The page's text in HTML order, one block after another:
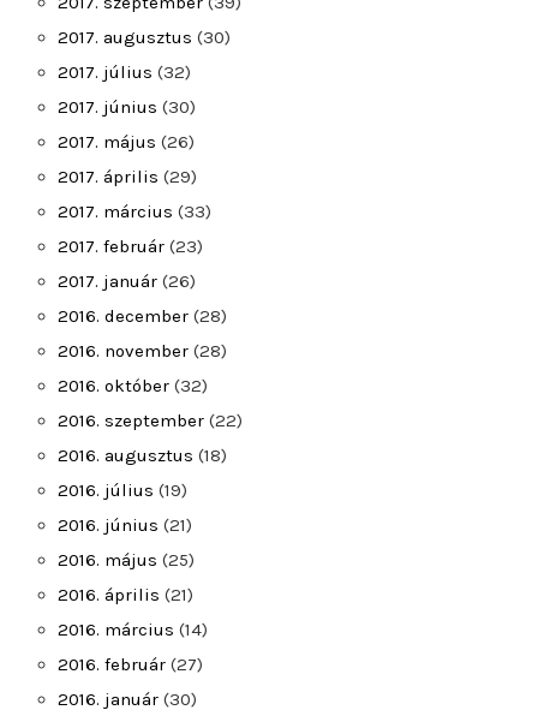
2017. augusztus (30)
2017. július (32)
2017. június (30)
2017. május (26)
2017. április (29)
2017. március (33)
2017. február (23)
2017. január (26)
2016. december (28)
2016. november (28)
2016. október (32)
2016. szeptember (22)
2016. augusztus (18)
2016. július (19)
2016. június (21)
2016. május (25)
2016. április (21)
2016. március (14)
2016. február (27)
2016. január (30)